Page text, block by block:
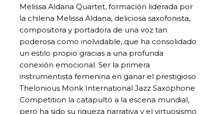
Melissa Aldana Quartet, formación liderada por
la chilena Melissa Aldana, deliciosa saxofonista,
compositora y portadora de una voz tan
poderosa como inolvidable, que ha consolidado
un estilo propio gracias a una profunda
conexión emocional. Ser la primera
instrumentista femenina en ganar el prestigioso
Thelonious Monk International Jazz Saxophone
Competition la catapultó a la escena mundial,
pero ha sido su riqueza narrativa y el virtuosismo